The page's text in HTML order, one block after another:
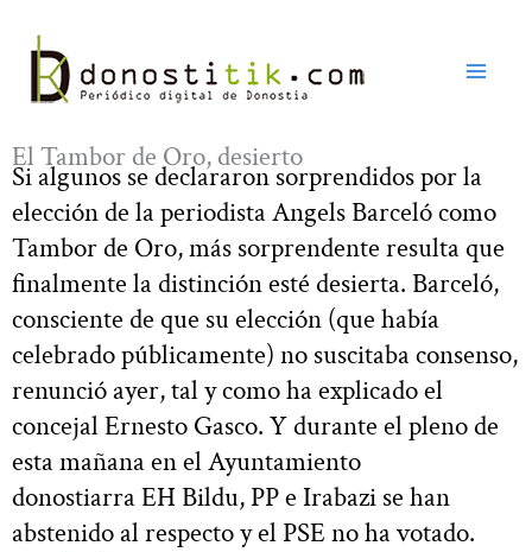
contenido
El Tambor de Oro, desierto
Si algunos se declararon sorprendidos por la
elección de la periodista Angels Barceló como
Tambor de Oro, más sorprendente resulta que
finalmente la distinción esté desierta. Barceló,
consciente de que su elección (que había
celebrado públicamente) no suscitaba consenso,
renunció ayer, tal y como ha explicado el
concejal Ernesto Gasco. Y durante el pleno de
esta mañana en el Ayuntamiento
donostiarra EH Bildu, PP e Irabazi se han
abstenido al respecto y el PSE no ha votado.